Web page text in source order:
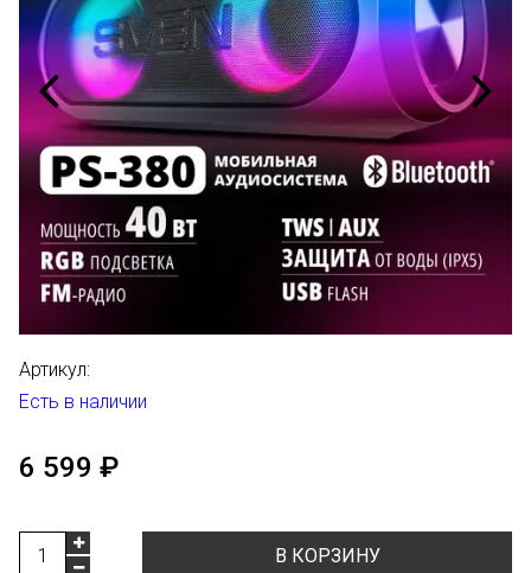
Артикул:
Есть в наличии
6 599 ₽
В КОРЗИНУ